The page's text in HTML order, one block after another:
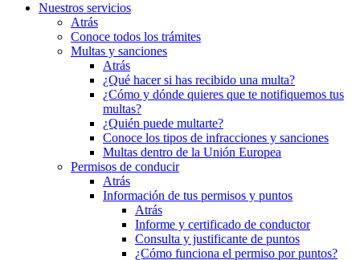
Nuestros servicios
Atrás
Conoce todos los trámites
Multas y sanciones
Atrás
¿Qué hacer si has recibido una multa?
¿Cómo y dónde quieres que te notifiquemos tus
multas?
¿Quién puede multarte?
Conoce los tipos de infracciones y sanciones
Multas dentro de la Unión Europea
Permisos de conducir
Atrás
Información de tus permisos y puntos
Atrás
Informe y certificado de conductor
Consulta y justificante de puntos
¿Cómo funciona el permiso por puntos?